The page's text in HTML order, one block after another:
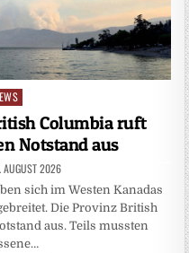
Columbia ruft
Notstand aus
2026
sich im Westen Kanadas
Die Provinz British
aus. Teils mussten